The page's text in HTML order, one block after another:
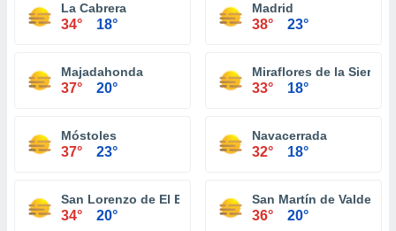
La Cabrera
34° 18°
Madrid
38° 23°
Majadahonda
37° 20°
Miraflores de la Sierra
33° 18°
Móstoles
37° 23°
Navacerrada
32° 18°
San Lorenzo de El Escorial
34° 20°
San Martín de
36° 20°